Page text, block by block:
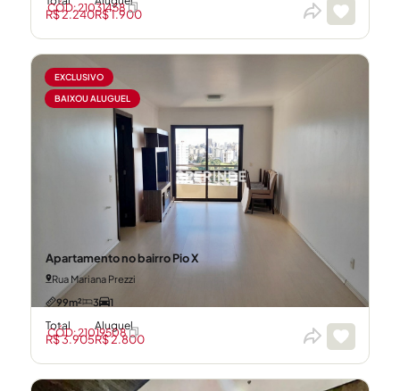
R$ 2.240R$ 1.900
CÓD: 21031458
EXCLUSIVO
BAIXOU ALUGUEL
Apartamento no bairro Pio X
Rua Mariana Prezzi
99m²
3 1
Total
R$ 3.905
Aluguel
R$ 2.800
CÓD: 21019508